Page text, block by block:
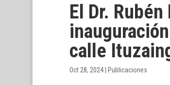
El Dr.
calle
Oct 28, 2024| Publicaciones